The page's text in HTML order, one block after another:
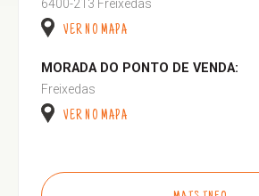
6400-213 Freixedas
VER NO MAPA
MORADA DO PONTO DE VENDA:
Freixedas
VER NO MAPA